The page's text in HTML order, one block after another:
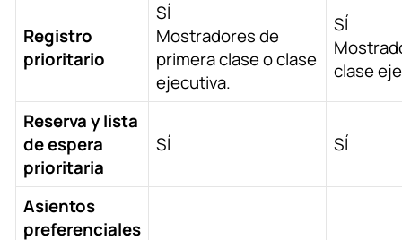
Registro
prioritario
SÍ
Mostradores de
primera clase o clase
ejecutiva.
SÍ
clase
Reserva y lista
de espera
prioritaria
SÍ SÍ
Asientos
preferenciales